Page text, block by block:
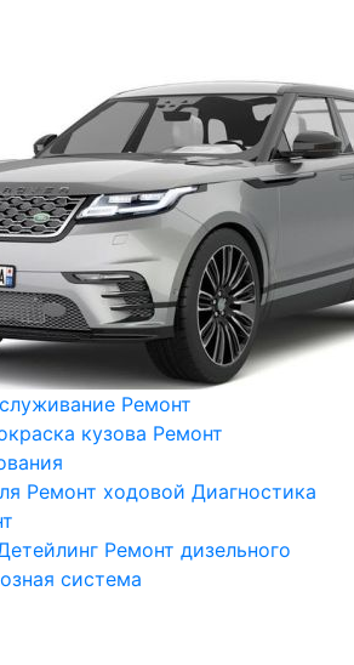
Ремонт
кузова Ремонт
Ремонт ходовой Диагностика
Ремонт дизельного
система